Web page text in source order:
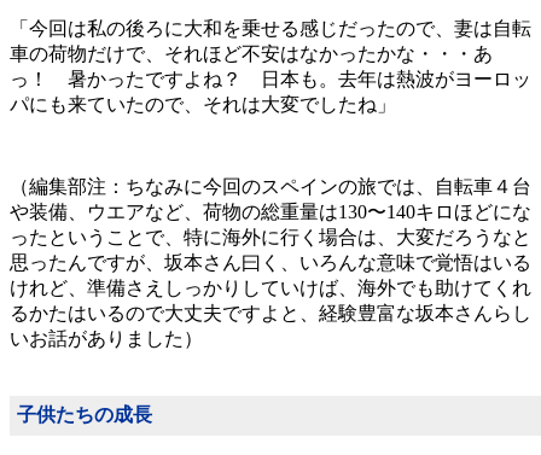
「今回は私の後ろに大和を乗せる感じだったので、妻は自転
車の荷物だけで、それほど不安はなかったかな・・・あ
っ！ 暑かったですよね？ 日本も。去年は熱波がヨーロッ
パにも来ていたので、それは大変でしたね」
（編集部注：ちなみに今回のスペインの旅では、自転車４台
や装備、ウエアなど、荷物の総重量は130〜140キロほどにな
ったということで、特に海外に行く場合は、大変だろうなと
思ったんですが、坂本さん曰く、いろんな意味で覚悟はいる
けれど、準備さえしっかりしていけば、海外でも助けてくれ
るかたはいるので大丈夫ですよと、経験豊富な坂本さんらし
いお話がありました）
子供たちの成長